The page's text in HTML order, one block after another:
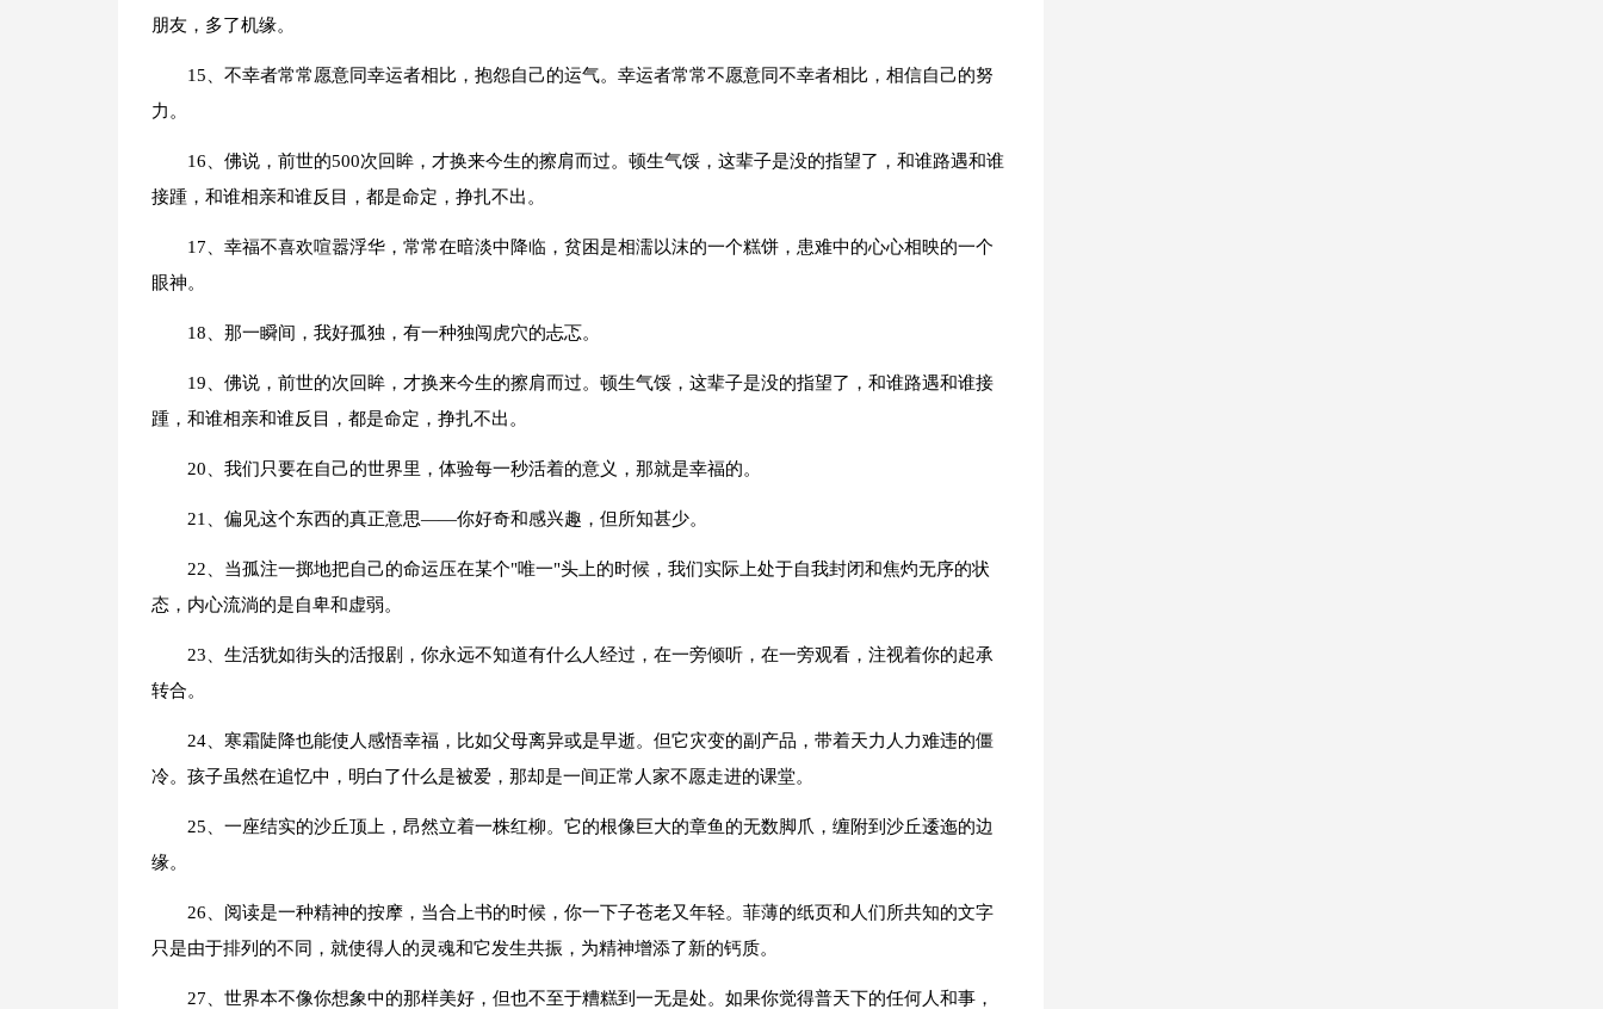
朋友，多了机缘。
15、不幸者常常愿意同幸运者相比，抱怨自己的运气。幸运者常常不愿意同不幸者相比，相信自己的努
力。
16、佛说，前世的500次回眸，才换来今生的擦肩而过。顿生气馁，这辈子是没的指望了，和谁路遇和谁
接踵，和谁相亲和谁反目，都是命定，挣扎不出。
17、幸福不喜欢喧嚣浮华，常常在暗淡中降临，贫困是相濡以沫的一个糕饼，患难中的心心相映的一个
眼神。
18、那一瞬间，我好孤独，有一种独闯虎穴的忐忑。
19、佛说，前世的次回眸，才换来今生的擦肩而过。顿生气馁，这辈子是没的指望了，和谁路遇和谁接
踵，和谁相亲和谁反目，都是命定，挣扎不出。
20、我们只要在自己的世界里，体验每一秒活着的意义，那就是幸福的。
21、偏见这个东西的真正意思——你好奇和感兴趣，但所知甚少。
22、当孤注一掷地把自己的命运压在某个"唯一"头上的时候，我们实际上处于自我封闭和焦灼无序的状
态，内心流淌的是自卑和虚弱。
23、生活犹如街头的活报剧，你永远不知道有什么人经过，在一旁倾听，在一旁观看，注视着你的起承
转合。
24、寒霜陡降也能使人感悟幸福，比如父母离异或是早逝。但它灾变的副产品，带着天力人力难违的僵
冷。孩子虽然在追忆中，明白了什么是被爱，那却是一间正常人家不愿走进的课堂。
25、一座结实的沙丘顶上，昂然立着一株红柳。它的根像巨大的章鱼的无数脚爪，缠附到沙丘逶迤的边
缘。
26、阅读是一种精神的按摩，当合上书的时候，你一下子苍老又年轻。菲薄的纸页和人们所共知的文字
只是由于排列的不同，就使得人的灵魂和它发生共振，为精神增添了新的钙质。
27、世界本不像你想象中的那样美好，但也不至于糟糕到一无是处。如果你觉得普天下的任何人和事，